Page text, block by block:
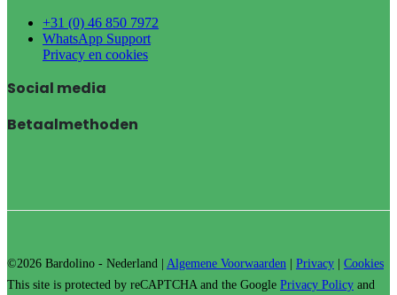
+31 (0) 46 850 7972
WhatsApp Support
Privacy en cookies
Social media
Betaalmethoden
©2026 Bardolino - Nederland | Algemene Voorwaarden Privacy
Cookies
This site is protected by reCAPTCHA and the Google Privacy Policy and